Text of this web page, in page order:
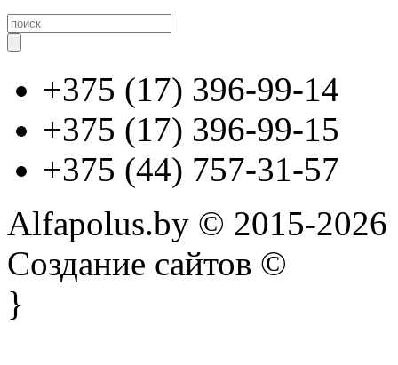
+375 (17) 396-99-14
+375 (17) 396-99-15
+375 (44) 757-31-57
Alfapolus.by © 2015-2026
Создание сайтов ©
}